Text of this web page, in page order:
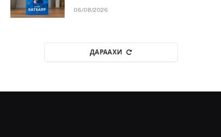
06/08/2026
ДАРААХИ